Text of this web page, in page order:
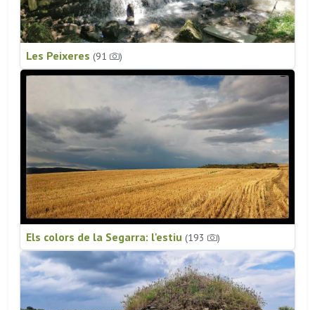
Les Peixeres (91 )
Els colors de la Segarra: l'estiu (193 )